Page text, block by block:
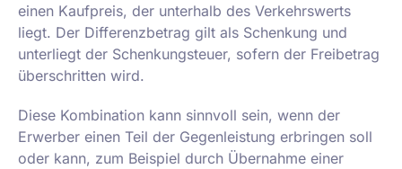
einen Kaufpreis, der unterhalb des Verkehrswerts
liegt. Der Differenzbetrag gilt als Schenkung und
unterliegt der Schenkungsteuer, sofern der Freibetrag
überschritten wird.
Diese Kombination kann sinnvoll sein, wenn der
Erwerber einen Teil der Gegenleistung erbringen soll
oder kann, zum Beispiel durch Übernahme einer